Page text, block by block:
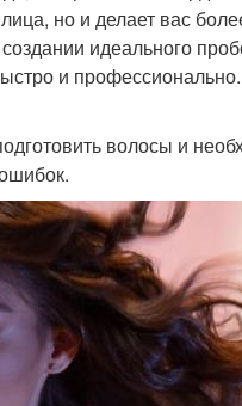
но и делает вас
идеального
и профессионально.
волосы и